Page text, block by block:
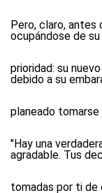
Pero, claro, antes
ocupándose de
prioridad: su
debido a su
planeado tomarse
"Hay una
agradable. Tus
tomadas por ti de